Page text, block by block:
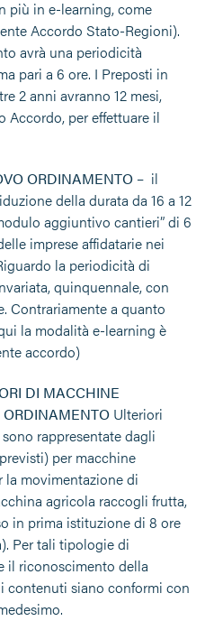
più in e-learning, come
Accordo Stato-Regioni).
avrà una periodicità
pari a 6 ore. I Preposti in
2 anni avranno 12 mesi,
Accordo, per effettuare il
ORDINAMENTO – il
della durata da 16 a 12
aggiuntivo cantieri” di 6
imprese affidatarie nei
la periodicità di
quinquennale, con
Contrariamente a quanto
la modalità e-learning è
accordo)
DI MACCHINE
ORDINAMENTO Ulteriori
rappresentate dagli
per macchine
movimentazione di
agricola raccogli frutta,
in prima istituzione di 8 ore
Per tali tipologie di
il riconoscimento della
contenuti siano conformi con